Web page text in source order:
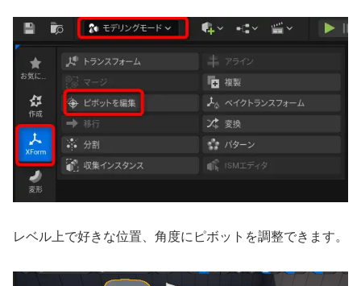
レベル上で好きな位置、角度にピボットを調整できます。